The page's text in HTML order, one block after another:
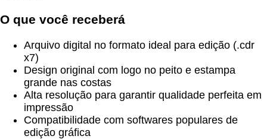
O que você receberá
Arquivo digital no formato ideal para edição (.cdr
x7)
Design original com logo no peito e estampa
grande nas costas
Alta resolução para garantir qualidade perfeita em
impressão
Compatibilidade com softwares populares de
edição gráfica